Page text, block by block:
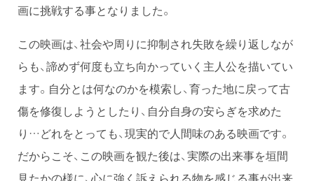
画に挑戦する事となりました。
この映画は、社会や周りに抑制され失敗を繰り返しなが
らも、諦めず何度も立ち向かっていく主人公を描いてい
ます。自分とは何なのかを模索し、育った地に戻って古
傷を修復しようとしたり、自分自身の安らぎを求めた
り…どれをとっても、現実的で人間味のある映画です。
だからこそ、この映画を観た後は、実際の出来事を垣間
見たかの様に、心に強く訴えられる物を感じる事が出来